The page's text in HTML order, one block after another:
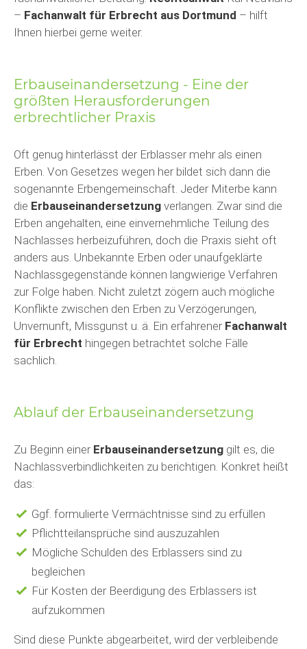
– Fachanwalt für Erbrecht aus Dortmund – hilft
Ihnen hierbei gerne weiter.
Erbauseinandersetzung - Eine der
größten Herausforderungen
erbrechtlicher Praxis
Oft genug hinterlässt der Erblasser mehr als einen
Erben. Von Gesetzes wegen her bildet sich dann die
sogenannte Erbengemeinschaft. Jeder Miterbe kann
die Erbauseinandersetzung verlangen. Zwar sind die
Erben angehalten, eine einvernehmliche Teilung des
Nachlasses herbeizuführen, doch die Praxis sieht oft
anders aus. Unbekannte Erben oder unaufgeklärte
Nachlassgegenstände können langwierige Verfahren
zur Folge haben. Nicht zuletzt zögern auch mögliche
Konflikte zwischen den Erben zu Verzögerungen,
Unvernunft, Missgunst u. ä. Ein erfahrener Fachanwalt
für Erbrecht hingegen betrachtet solche Fälle
sachlich.
Ablauf der Erbauseinandersetzung
Zu Beginn einer Erbauseinandersetzung gilt es, die
Nachlassverbindlichkeiten zu berichtigen. Konkret heißt
das:
Ggf. formulierte Vermächtnisse sind zu erfüllen
Pflichtteilansprüche sind auszuzahlen
Mögliche Schulden des Erblassers sind zu
begleichen
Für Kosten der Beerdigung des Erblassers ist
aufzukommen
Sind diese Punkte abgearbeitet, wird der verbleibende